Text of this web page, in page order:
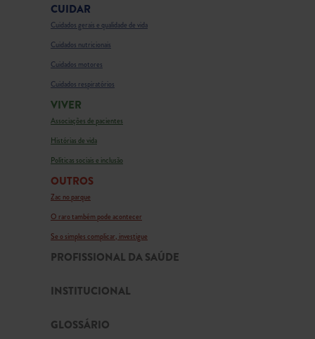
CUIDAR
Cuidados gerais e qualidade de vida
Cuidados nutricionais
Cuidados motores
Cuidados respiratórios
VIVER
Associações de pacientes
Histórias de vida
Políticas sociais e inclusão
OUTROS
Zac no parque
O raro também pode acontecer
Se o simples complicar, investigue
PROFISSIONAL DA SAÚDE
INSTITUCIONAL
GLOSSÁRIO